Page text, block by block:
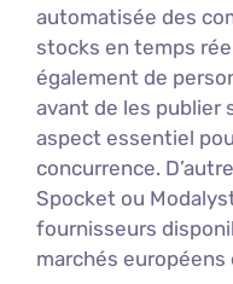
automatisée des
stocks en temps
également de
avant de les publier
aspect essentiel
concurrence.
Spocket ou
fournisseurs
marchés européens